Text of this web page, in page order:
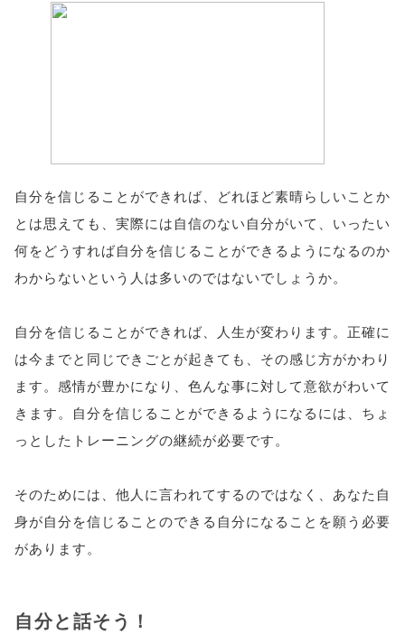
自分を信じることができれば、どれほど素晴らしいことか
とは思えても、実際には自信のない自分がいて、いったい
何をどうすれば自分を信じることができるようになるのか
わからないという人は多いのではないでしょうか。
自分を信じることができれば、人生が変わります。正確に
は今までと同じできごとが起きても、その感じ方がかわり
ます。感情が豊かになり、色んな事に対して意欲がわいて
きます。自分を信じることができるようになるには、ちょ
っとしたトレーニングの継続が必要です。
そのためには、他人に言われてするのではなく、あなた自
身が自分を信じることのできる自分になることを願う必要
があります。
自分と話そう！